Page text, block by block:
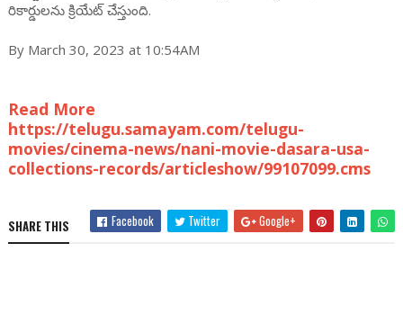
రికార్డుల‌ను క్రియేట్ చేస్తుంది.
By March 30, 2023 at 10:54AM
Read More
https://telugu.samayam.com/telugu-
movies/cinema-news/nani-movie-dasara-usa-
collections-records/articleshow/99107099.cms
SHARE THIS Facebook Twitter Google+